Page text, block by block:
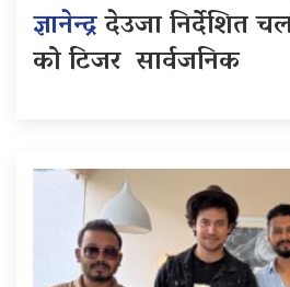
ज्ञानेन्द्रदेउजा निर्देशित
को टिजर सार्वजनिक